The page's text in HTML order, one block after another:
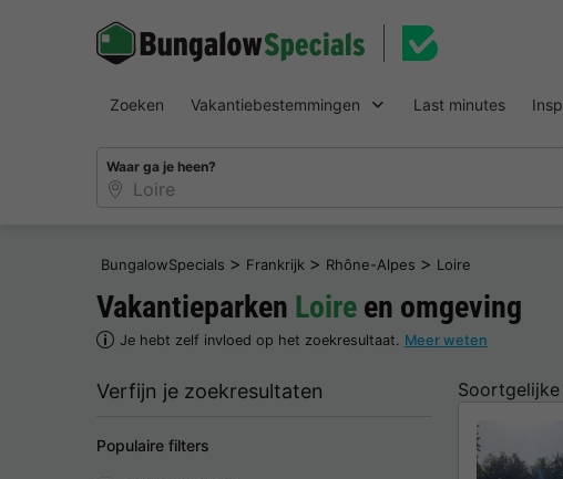
Zoeken Vakantiebestemmingen Last minutes
Waar ga je heen?
BungalowSpecials > Frankrijk > Rhône-Alpes > Loire
Vakantieparken Loire en omgeving
Je hebt zelf invloed op het zoekresultaat. Meer weten
Verfijn je zoekresultaten
Populaire filters